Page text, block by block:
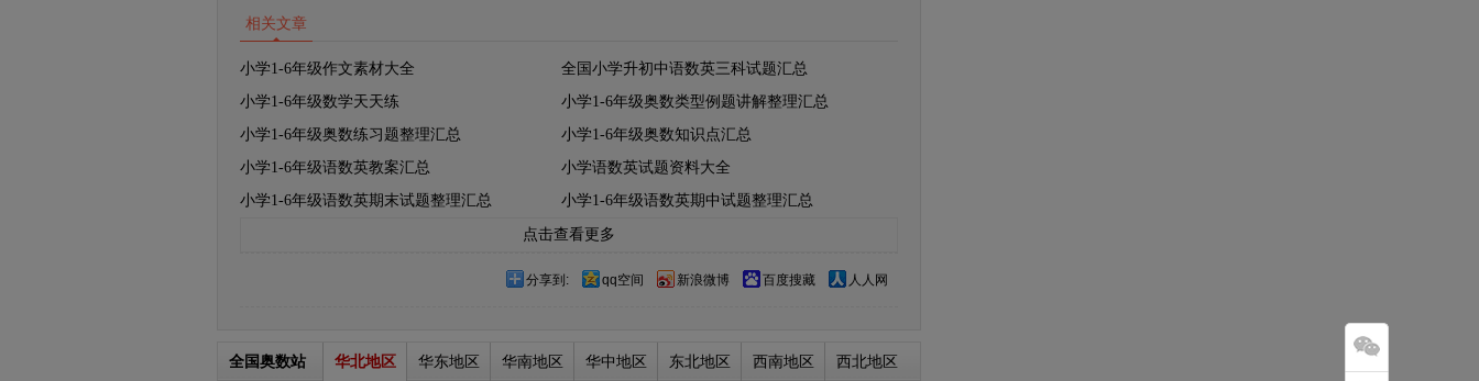
相关文章
小学1-6年级作文素材大全
全国小学升初中语数英三科试题汇总
小学1-6年级数学天天练
小学1-6年级奥数类型例题讲解整理汇总
小学1-6年级奥数练习题整理汇总
小学1-6年级奥数知识点汇总
小学1-6年级语数英教案汇总
小学语数英试题资料大全
小学1-6年级语数英期末试题整理汇总
小学1-6年级语数英期中试题整理汇总
点击查看更多
分享到: qq空间 新浪微博 百度搜藏 人人网
全国奥数站 华北地区 华东地区 华南地区 华中地区 东北地区 西南地区 西北地区